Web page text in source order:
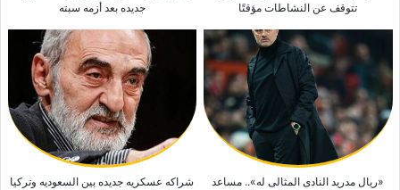
تتوقف عن النشاطات مؤقتًا
جدیده بعد أزمه سبته
«ریال مدرید النادی المثالی له».. مساعد
شراکه عسکریه جدیده بین السعودیه وترکیا